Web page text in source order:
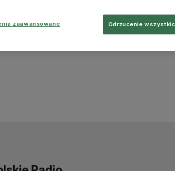
zaawansowane Odrzucenie